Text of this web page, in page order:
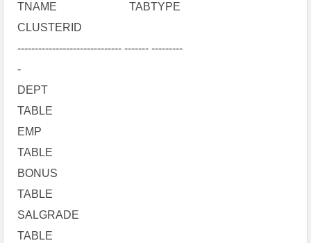
TNAME TABTYPE
CLUSTERID
------------------------------ ------- ---------
-
DEPT
TABLE
EMP
TABLE
BONUS
TABLE
SALGRADE
TABLE